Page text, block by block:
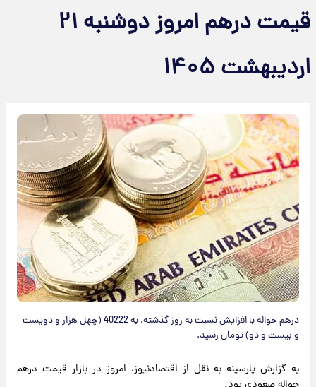
قیمت درهم امروز دوشنبه ۲۱
اردیبهشت ۱۴۰۵
درهم حواله با افزایش نسبت به روز گذشته، به 40222 (چهل هزار و دویست
و بیست و دو) تومان رسید.
به گزارش پارسینه به نقل از اقتصادنیوز، امروز در بازار قیمت درهم